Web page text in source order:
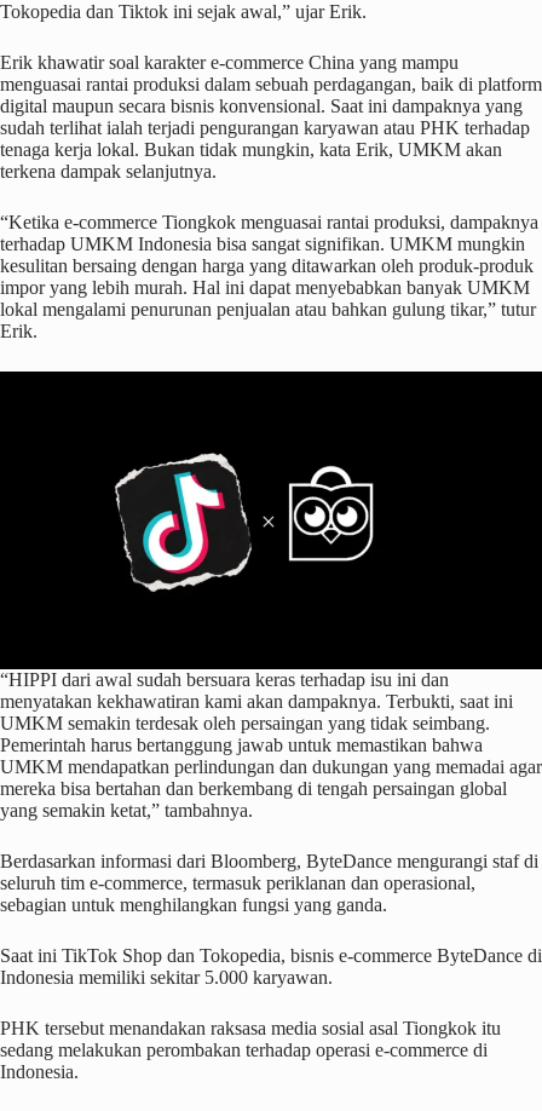
Tokopedia dan Tiktok ini sejak awal,” ujar Erik.
Erik khawatir soal karakter e-commerce China yang mampu
menguasai rantai produksi dalam sebuah perdagangan, baik di platform
digital maupun secara bisnis konvensional. Saat ini dampaknya yang
sudah terlihat ialah terjadi pengurangan karyawan atau PHK terhadap
tenaga kerja lokal. Bukan tidak mungkin, kata Erik, UMKM akan
terkena dampak selanjutnya.
“Ketika e-commerce Tiongkok menguasai rantai produksi, dampaknya
terhadap UMKM Indonesia bisa sangat signifikan. UMKM mungkin
kesulitan bersaing dengan harga yang ditawarkan oleh produk-produk
impor yang lebih murah. Hal ini dapat menyebabkan banyak UMKM
lokal mengalami penurunan penjualan atau bahkan gulung tikar,” tutur
Erik.
“HIPPI dari awal sudah bersuara keras terhadap isu ini dan
menyatakan kekhawatiran kami akan dampaknya. Terbukti, saat ini
UMKM semakin terdesak oleh persaingan yang tidak seimbang.
Pemerintah harus bertanggung jawab untuk memastikan bahwa
UMKM mendapatkan perlindungan dan dukungan yang memadai agar
mereka bisa bertahan dan berkembang di tengah persaingan global
yang semakin ketat,” tambahnya.
Berdasarkan informasi dari Bloomberg, ByteDance mengurangi staf di
seluruh tim e-commerce, termasuk periklanan dan operasional,
sebagian untuk menghilangkan fungsi yang ganda.
Saat ini TikTok Shop dan Tokopedia, bisnis e-commerce ByteDance di
Indonesia memiliki sekitar 5.000 karyawan.
PHK tersebut menandakan raksasa media sosial asal Tiongkok itu
sedang melakukan perombakan terhadap operasi e-commerce di
Indonesia.